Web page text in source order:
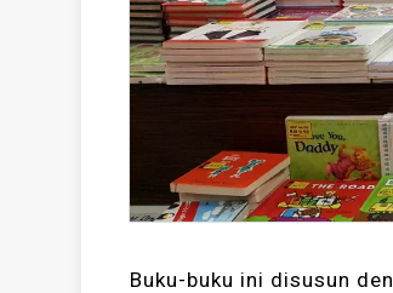
Buku-buku ini disusun